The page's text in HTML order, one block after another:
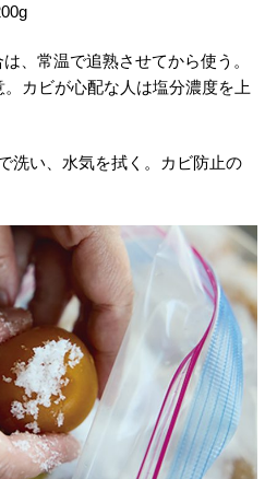
、常温で追熟させてから使う。
カビが心配な人は塩分濃度を上
洗い、水気を拭く。カビ防止の